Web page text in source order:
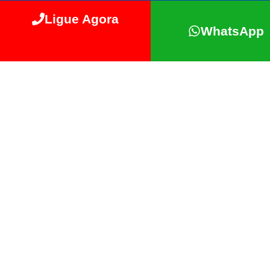
Ligue Agora
WhatsApp